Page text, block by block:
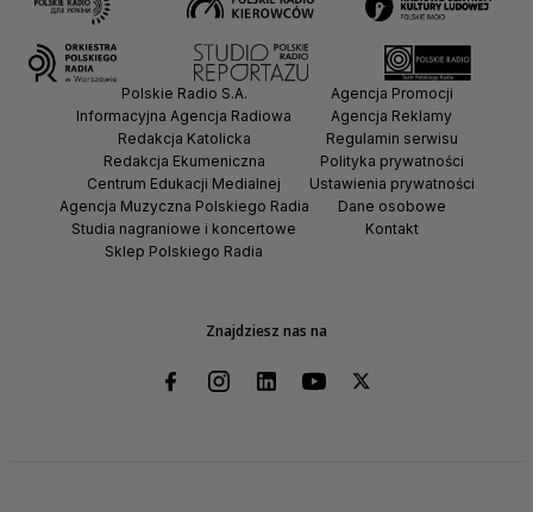
Znajdziesz nas na
Polskie Radio S.A.
Informacyjna Agencja Radiowa
Redakcja Katolicka
Redakcja Ekumeniczna
Centrum Edukacji Medialnej
Agencja Muzyczna Polskiego Radia
Studia nagraniowe i koncertowe
Sklep Polskiego Radia
Agencja Promocji
Agencja Reklamy
Regulamin serwisu
Polityka prywatności
Ustawienia prywatności
Dane osobowe
Kontakt